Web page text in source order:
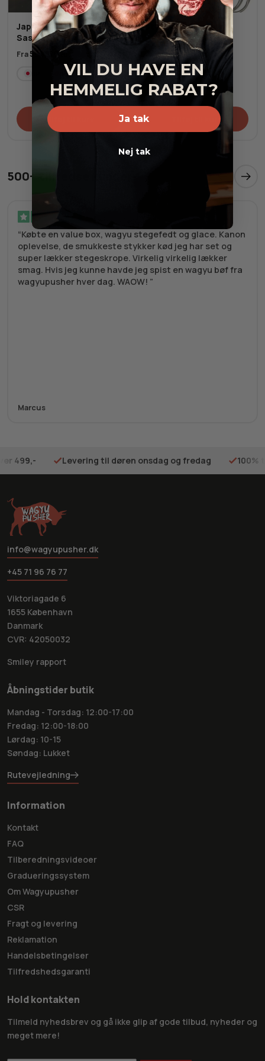
Japansk A5+ Super
Sashimi
Fra595,00kr.
Fersk
Tilføj til kurv
Stegetermometer
95,00kr.145,00 kr.
Tilføj til kurv
500+ tilfredse kunder
Købte en value box, wagyu stegefedt og glace. Kanon
oplevelse, de smukkeste stykker kød jeg har set og
super lækker stegeskrope. Virkelig virkelig lækker
smag. Hvis jeg kunne havde jeg spist en wagyu bøf fra
wagyupusher hver dag. WAOW!
Marcus
499,- Levering til døren onsdag og fredag 100%
info@wagyupusher.dk
+45 71 96 76 77
Viktoriagade 6
1655 København
Danmark
CVR: 42050032
Smiley rapport
Åbningstider butik
Mandag - Torsdag: 12:00-17:00
Fredag: 12:00-18:00
Lørdag: 10-15
Søndag: Lukket
Rutevejledning
Information
Kontakt
FAQ
Tilberedningsvideoer
Gradueringssystem
Om Wagyupusher
CSR
Fragt og levering
Reklamation
Handelsbetingelser
Tilfredshedsgaranti
Hold kontakten
Tilmeld nyhedsbrev og gå ikke glip af gode tilbud, nyheder og
meget mere!
VIL DU HAVE EN
HEMMELIG RABAT?
Ja tak
Nej tak